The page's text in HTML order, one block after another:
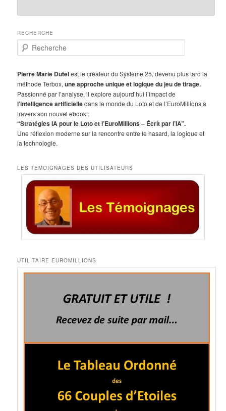
RECHERCHE
e
h
e
r
c
h
e
Pierre Marie Dutelest le créateur du Système 25, devenu plus tard la
méthode Terbox,une approche unique et logique du jeu de tirage.
Passionné par l’analyse, il explore aujourd’hui l’impact de
l’intelligence artificielledans le monde du Loto et de l’EuroMillions à
travers son nouvel ebook :
“Stratégies IA pour le Loto et l’EuroMillions – Écrit par l’IA”.
Une réflexion moderne sur la rencontre entre le hasard, la logique et
la technologie.
LES TEMOIGNAGES DES UTILISATEURS
UTILITAIRE EUROMILLIONS